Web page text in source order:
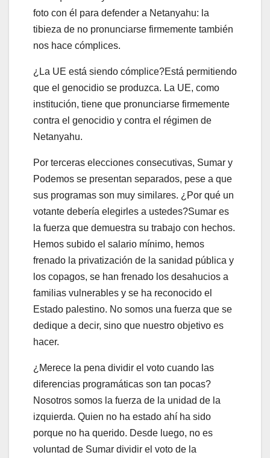
foto con él para defender a Netanyahu: la
tibieza de no pronunciarse firmemente también
nos hace cómplices.
¿La UE está siendo cómplice?Está permitiendo
que el genocidio se produzca. La UE, como
institución, tiene que pronunciarse firmemente
contra el genocidio y contra el régimen de
Netanyahu.
Por terceras elecciones consecutivas, Sumar y
Podemos se presentan separados, pese a que
sus programas son muy similares. ¿Por qué un
votante debería elegirles a ustedes?Sumar es
la fuerza que demuestra su trabajo con hechos.
Hemos subido el salario mínimo, hemos
frenado la privatización de la sanidad pública y
los copagos, se han frenado los desahucios a
familias vulnerables y se ha reconocido el
Estado palestino. No somos una fuerza que se
dedique a decir, sino que nuestro objetivo es
hacer.
¿Merece la pena dividir el voto cuando las
diferencias programáticas son tan pocas?
Nosotros somos la fuerza de la unidad de la
izquierda. Quien no ha estado ahí ha sido
porque no ha querido. Desde luego, no es
voluntad de Sumar dividir el voto de la